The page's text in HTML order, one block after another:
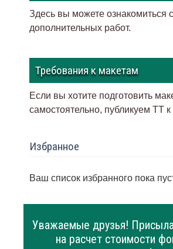
Здесь вы можете ознакомиться
дополнительных работ.
Требования к макетам
Если вы хотите подготовить
самостоятельно, публикуем ТТ
Избранное
Ваш список избранного пока
Уважаемые друзья!
на расчет стоимости